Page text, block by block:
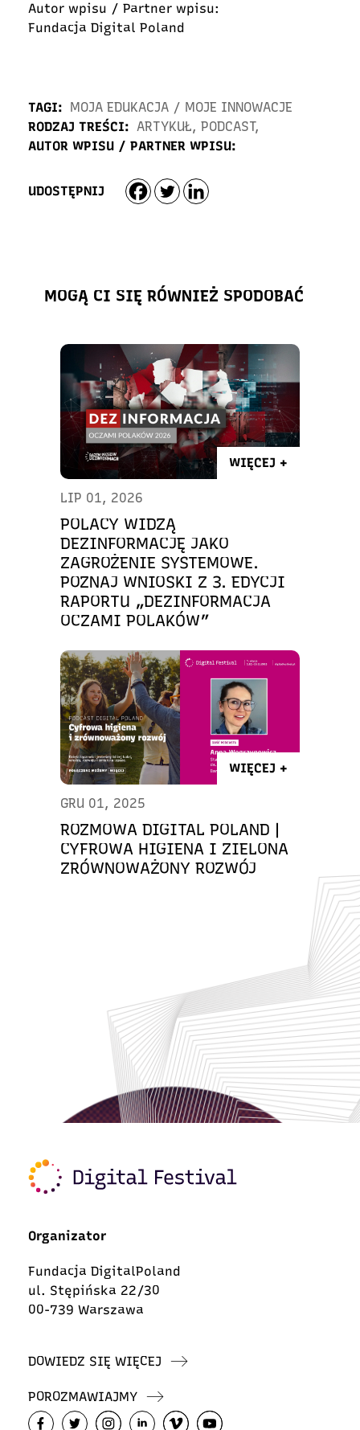
Autor wpisu / Partner wpisu:
Fundacja Digital Poland
TAGI: MOJA EDUKACJA / MOJE INNOWACJE
RODZAJ TREŚCI: ARTYKUŁ, PODCAST,
AUTOR WPISU / PARTNER WPISU:
UDOSTĘPNIJ
MOGĄ CI SIĘ RÓWNIEŻ SPODOBAĆ
WIĘCEJ +
LIP 01, 2026
POLACY WIDZĄ
DEZINFORMACJĘ JAKO
ZAGROŻENIE SYSTEMOWE.
POZNAJ WNIOSKI Z 3. EDYCJI
RAPORTU „DEZINFORMACJA
OCZAMI POLAKÓW”
WIĘCEJ +
GRU 01, 2025
ROZMOWA DIGITAL POLAND |
CYFROWA HIGIENA I ZIELONA
ZRÓWNOWAŻONY ROZWÓJ
Organizator
Fundacja DigitalPoland
ul. Stępińska 22/30
00-739 Warszawa
DOWIEDZ SIĘ WIĘCEJ
POROZMAWIAJMY